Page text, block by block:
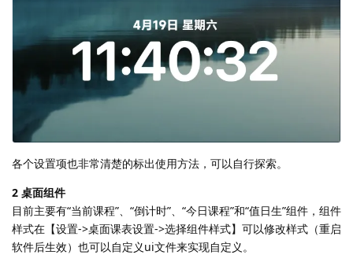
各个设置项也非常清楚的标出使用方法，可以自行探索。
2 桌面组件
目前主要有“当前课程”、“倒计时”、“今日课程”和“值日生”组件，组件
样式在【设置->桌面课表设置->选择组件样式】可以修改样式（重启
软件后生效）也可以自定义ui文件来实现自定义。